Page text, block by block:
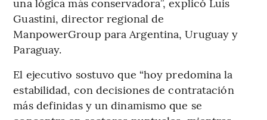
Guastini, director regional de
ManpowerGroup para Argentina, Uruguay y
Paraguay.
El ejecutivo sostuvo que “hoy predomina la
estabilidad, con decisiones de contratación
más definidas y un dinamismo que se